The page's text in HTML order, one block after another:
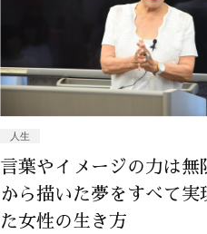
人生
言葉やイメージの力は無
から描いた夢をすべて実
た女性の生き方